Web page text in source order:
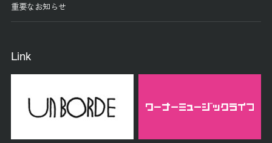
重要なお知らせ
Link